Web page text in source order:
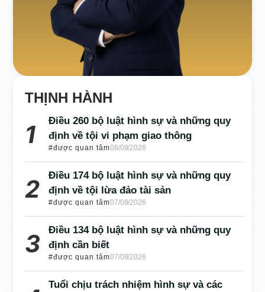
THỊNH HÀNH
Điều 260 bộ luật hình sự và những quy
định về tội vi phạm giao thông
#được quan tâm08/08/2026
Điều 174 bộ luật hình sự và những quy
định về tội lừa đảo tài sản
#được quan tâm07/08/2026
Điều 134 bộ luật hình sự và những quy
định cần biết
#được quan tâm07/08/2026
Tuổi chịu trách nhiệm hình sự và các